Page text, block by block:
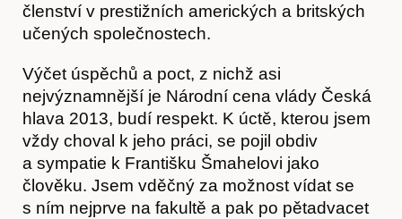
Předplatné
členství v prestižních amerických a britských
učených společnostech.
Výčet úspěchů a poct, z nichž asi
nejvýznamnější je Národní cena vlády Česká
hlava 2013, budí respekt. K úctě, kterou jsem
vždy choval k jeho práci, se pojil obdiv
a sympatie k Františku Šmahelovi jako
člověku. Jsem vděčný za možnost vídat se
s ním nejprve na fakultě a pak po pětadvacet